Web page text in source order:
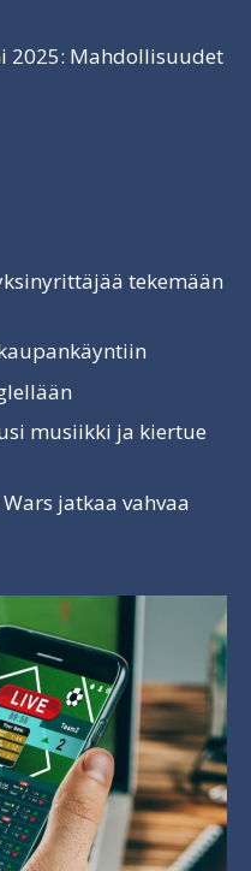
2025: Mahdollisuudet
tekemään
musiikki ja kiertue
jatkaa vahvaa